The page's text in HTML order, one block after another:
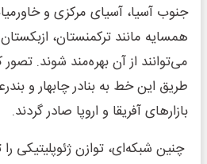
جنوب آسیا، آسیای مرکزی و
همسایه مانند ترکمنستان،
می‌توانند از آن بهره‌مند شوند. تصور
طریق این خط به بنادر چابهار و
بازارهای آفریقا و اروپا صادر گردند.
چنین شبکه‌ای، توازن ژئوپلیتیکی